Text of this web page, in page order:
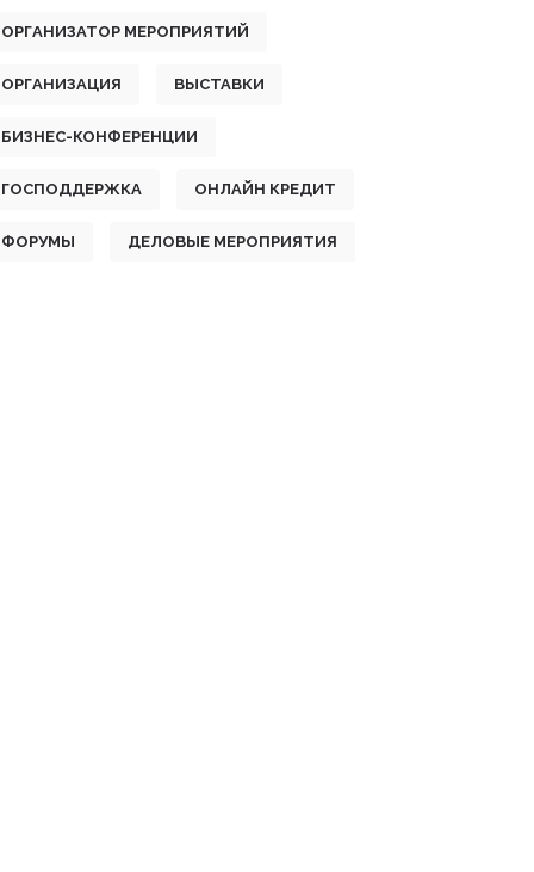
ОРГАНИЗАТОР МЕРОПРИЯТИЙ
ОРГАНИЗАЦИЯ ВЫСТАВКИ
БИЗНЕС-КОНФЕРЕНЦИИ
ГОСПОДДЕРЖКА ОНЛАЙН КРЕДИТ
ФОРУМЫ ДЕЛОВЫЕ МЕРОПРИЯТИЯ